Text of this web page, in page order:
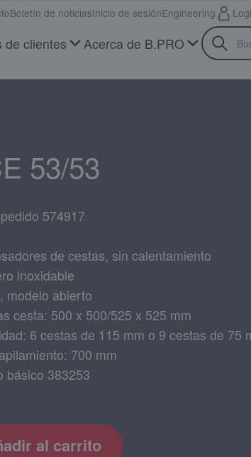
de clientes Acerca de B.PRO
Boletín de noticiasInicio de sesiónEngineering
53/53
574917
de cestas, sin calentamiento
inoxidable
modelo abierto
cesta: 500 x 500/525 x 525 mm
6 cestas de 115 mm o 9 cestas de 75
700 mm
básico 383253
al carrito